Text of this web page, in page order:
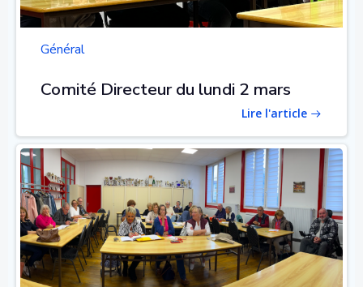
Général
Comité Directeur du lundi 2 mars
Lire l'article